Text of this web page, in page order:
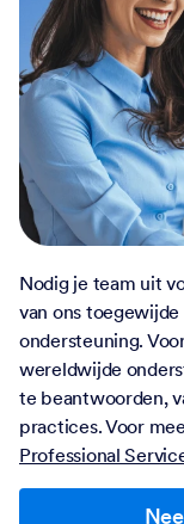
Nodig je team uit
van ons
ondersteuning.
wereldwijde
te beantwoorden,
practices. Voor
Professional